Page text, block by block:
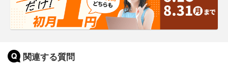
関連する質問